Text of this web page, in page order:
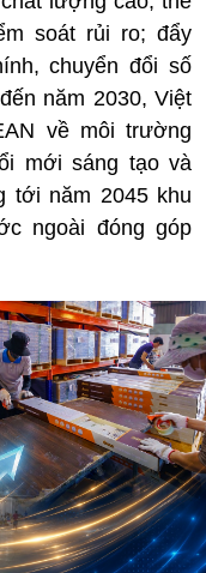
soát rủi ro; đẩy
chuyển đổi số
năm 2030, Việt
về môi trường
mới sáng tạo và
tới năm 2045 khu
ngoài đóng góp